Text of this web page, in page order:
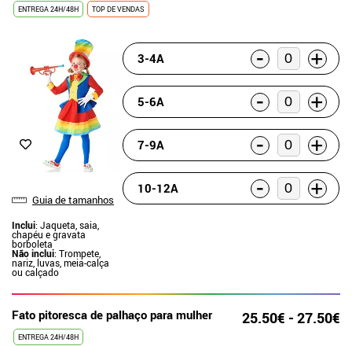
ENTREGA 24H/48H TOP DE VENDAS
Guia de tamanhos
Inclui: Jaqueta, saia,
chapéu e gravata
borboleta
Não inclui: Trompete,
nariz, luvas, meia-calça
ou calçado
3-4A - +
5-6A - +
7-9A - +
10-12A - +
Fato pitoresca de palhaço para mulher 25.50€ - 27.50€
ENTREGA 24H/48H